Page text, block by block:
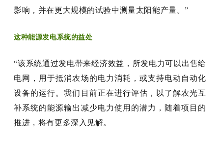
影响，并在更大规模的试验中测量太阳能产量。”
这种能源发电系统的益处
“该系统通过发电带来经济效益，所发电力可以出售给
电网，用于抵消农场的电力消耗，或支持电动自动化
设备的运行。我们目前正在进行评估，以了解农光互
补系统的能源输出减少电力使用的潜力，随着项目的
推进，将有更多深入见解。